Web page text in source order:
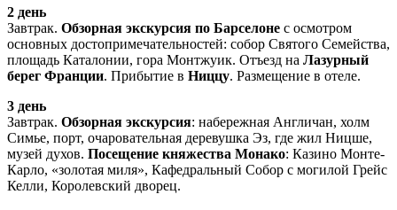
2 день
Завтрак. Обзорная экскурсия по Барселоне с осмотром
основных достопримечательностей: собор Святого Семейства,
площадь Каталонии, гора Монтжуик. Отъезд на Лазурный
берег Франции. Прибытие в Ниццу. Размещение в отеле.
3 день
Завтрак. Обзорная экскурсия: набережная Англичан, холм
Симье, порт, очаровательная деревушка Эз, где жил Ницше,
музей духов. Посещение княжества Монако: Казино Монте-
Карло, «золотая миля», Кафедральный Собор с могилой Грейс
Келли, Королевский дворец.